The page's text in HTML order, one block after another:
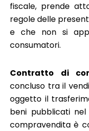
fiscale, prende
regole delle
e che non si
consumatori.
Contratto di
concluso tra il
oggetto il
beni pubblicati
compravendita è